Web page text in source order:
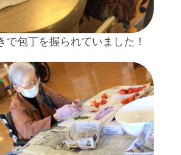
で包丁を握られていました！